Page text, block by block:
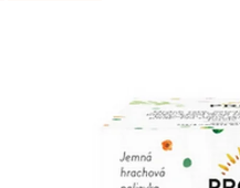
5
hvězdiček.